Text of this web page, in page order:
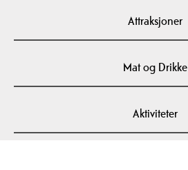
Attraksjoner
Mat og Drikke
Aktiviteter